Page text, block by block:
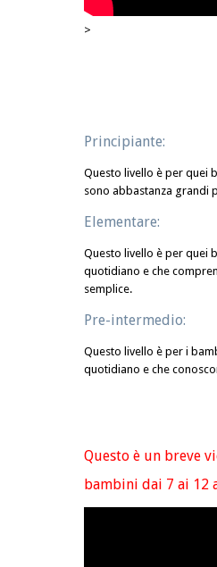
>
Principiante:
Questo livello è per quei
sono abbastanza grandi
Elementare:
Questo livello è per quei
quotidiano e che
semplice.
Pre-intermedio:
Questo livello è per i
quotidiano e che
Questo è un breve
bambini dai 7 ai 12